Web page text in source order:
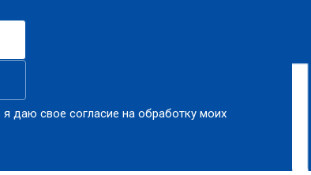
даю свое согласие на обработку моих